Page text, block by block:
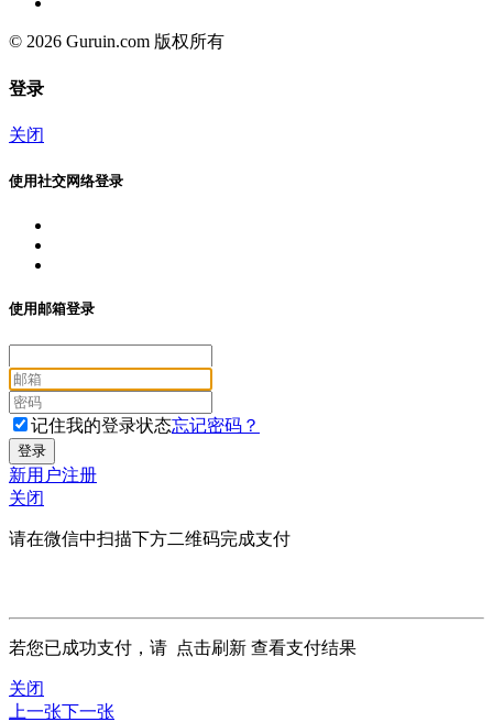
© 2026 Guruin.com 版权所有
登录
关闭
使用社交网络登录
使用邮箱登录
记住我的登录状态忘记密码？
新用户注册
关闭
请在微信中扫描下方二维码完成支付
若您已成功支付，请 点击刷新 查看支付结果
关闭
上一张下一张